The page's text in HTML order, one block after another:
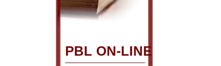
PBL ON-LINE